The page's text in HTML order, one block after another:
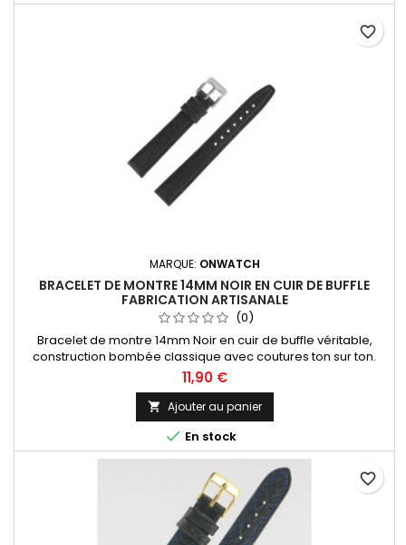
MARQUE: ONWATCH
BRACELET DE MONTRE 14MM NOIR EN CUIR DE BUFFLE
FABRICATION ARTISANALE
(0)
Bracelet de montre 14mm Noir en cuir de buffle véritable,
construction bombée classique avec coutures ton sur ton.
Fabrication artisanale Made in Spain.
11,90 €
 Ajouter au panier
 En stock
favorite_border
favorite_border